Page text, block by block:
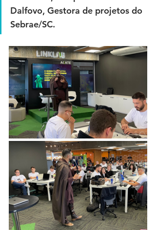
Dalfovo, Gestora de projetos do
Sebrae/SC.